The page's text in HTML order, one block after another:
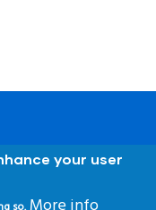
your user